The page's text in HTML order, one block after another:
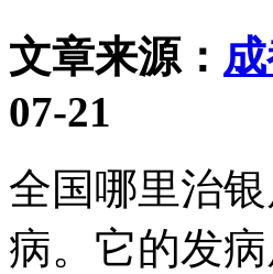
文章来源：
07-21
全国哪里治
病。它的发